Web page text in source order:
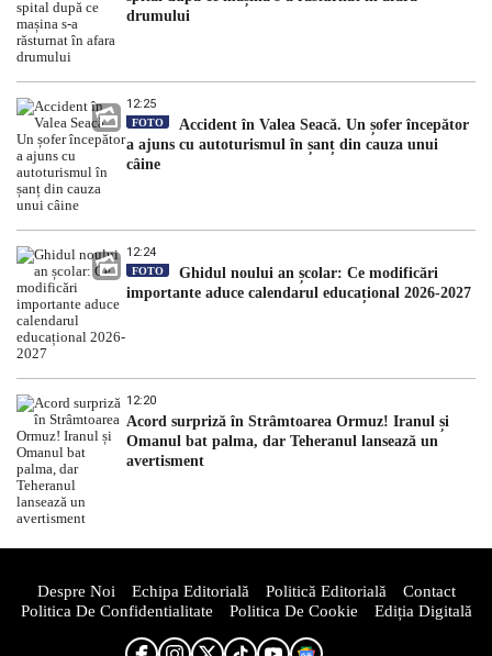
drumului
12:25
FOTO
Accident în Valea Seacă. Un șofer începător
a ajuns cu autoturismul în șanț din cauza unui
câine
12:24
FOTO
Ghidul noului an școlar: Ce modificări
importante aduce calendarul educațional 2026-2027
12:20
Acord surpriză în Strâmtoarea Ormuz! Iranul și
Omanul bat palma, dar Teheranul lansează un
avertisment
Despre Noi Echipa Editorială Politică Editorială
Contact
Politica De Confidentialitate
Politica De Cookie Ediția Digitală